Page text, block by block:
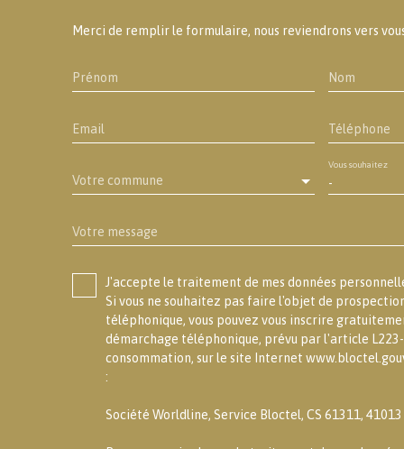
Merci de remplir le formulaire, nous reviendrons vers
Prénom Nom
Email Téléphone
Votre commune -
Vous souhaitez
Votre message
J'accepte le traitement de mes données
Si vous ne souhaitez pas faire l'objet de
téléphonique, vous pouvez vous inscrire
démarchage téléphonique, prévu par l'article L223-
consommation, sur le site Internet
:
Société Worldline, Service Bloctel, CS 61311, 41013